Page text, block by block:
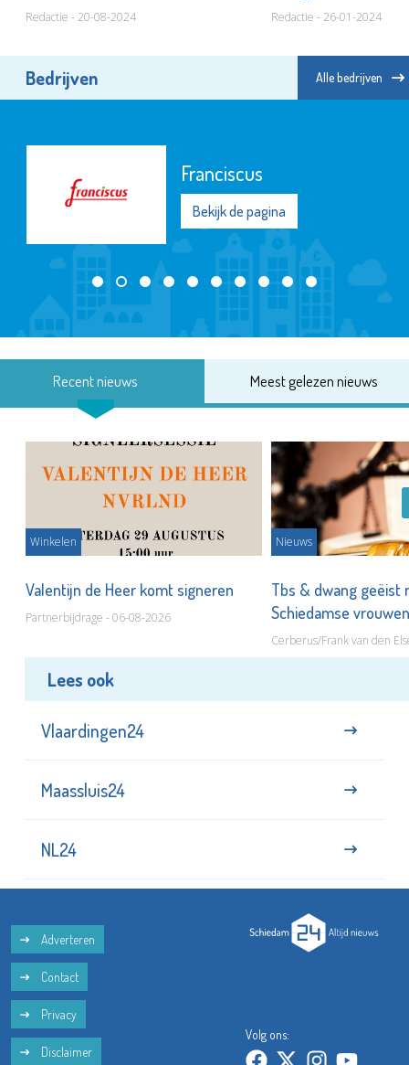
Redactie - 20-08-2024 Redactie - 26-01-2024
Bedrijven Alle bedrijven
Franciscus
Bekijk de pagina
Recent nieuws Meest gelezen nieuws
Winkelen
Valentijn de Heer komt signeren
Partnerbijdrage - 06-08-2026
Nieuws
Tbs & dwang geëist
Schiedamse
Cerberus/Frank van den
Lees ook
Vlaardingen24
Maassluis24
NL24
Adverteren
Contact
Privacy
Disclaimer
Volg ons: